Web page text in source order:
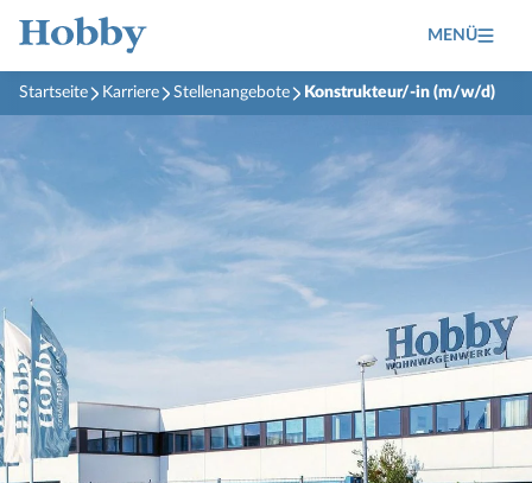
MENÜ
Startseite Karriere Stellenangebote Konstrukteur/-in (m/w/d)